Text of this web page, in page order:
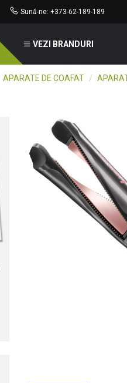
Sună-ne: +373-62-189-189
VEZI BRANDURI
APARATE DE COAFAT /